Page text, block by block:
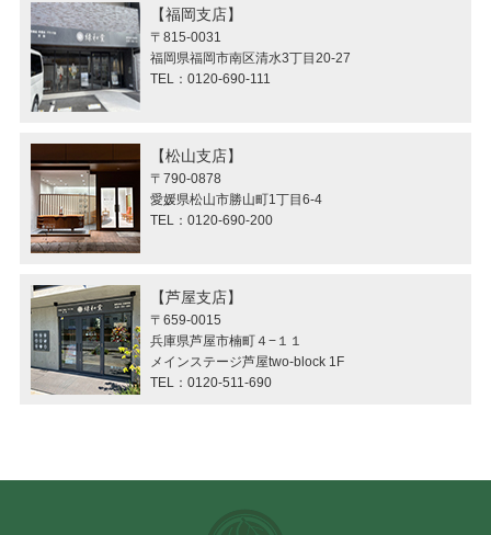
福岡支店
〒815-0031
福岡県福岡市南区清水3丁目20-27
TEL：0120-690-111
松山支店
〒790-0878
愛媛県松山市勝山町1丁目6-4
TEL：0120-690-200
芦屋支店
〒659-0015
兵庫県芦屋市楠町４−１１
メインステージ芦屋two-block 1F
TEL：0120-511-690